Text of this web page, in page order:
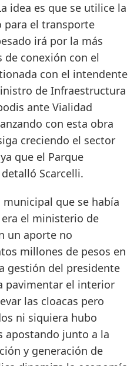
idea es que se utilice la
para el transporte
irá por la más
de conexión con el
con el intendente
de Infraestructura
ante Vialidad
con esta obra
creciendo el sector
que el Parque
Scarcelli.
que se había
el ministerio de
un aporte no
millones de pesos en
gestión del presidente
pavimentar el interior
las cloacas pero
ni siquiera hubo
apostando junto a la
y generación de